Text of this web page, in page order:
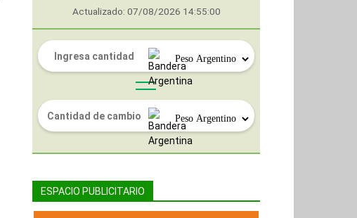
Actualizado: 07/08/2026 14:55:00
ESPACIO PUBLICITARIO